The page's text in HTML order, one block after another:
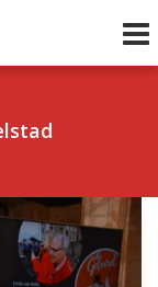
Volgend uur